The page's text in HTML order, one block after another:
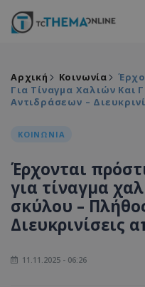
Αρχική Κοινωνία
Για Τίναγμα Χαλιών Και
Αντιδράσεων –
ΚΟΙΝΩΝΙΑ
Έρχονται
για τίναγμα
σκύλου –
Διευκρινίσεις
11.11.2025 - 06:26